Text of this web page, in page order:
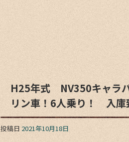
H25年式 NV350キャラ
リン車！6人乗り！ 入
投稿日 2021年10月18日